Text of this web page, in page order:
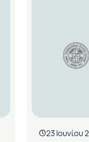
23 Ιουνίου